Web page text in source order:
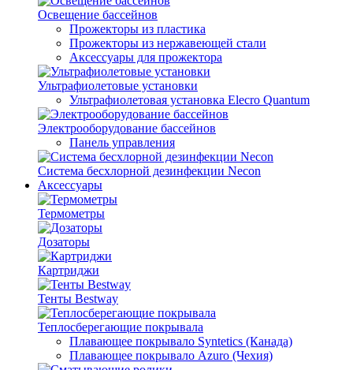
Освещение бассейнов
Прожекторы из пластика
Прожекторы из нержавеющей стали
Аксессуары для прожектора
Ультрафиолетовые установки
Ультрафиолетовая установка Elecro Quantum
Электрооборудование бассейнов
Панель управления
Система бесхлорной дезинфекции Necon
Аксессуары
Термометры
Дозаторы
Картриджи
Тенты Bestway
Теплосберегающие покрывала
Плавающее покрывало Syntetics (Канада)
Плавающее покрывало Azuro (Чехия)